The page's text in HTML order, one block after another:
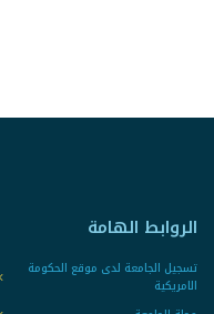
الروابط الهامة
تسجيل الجامعة لدى موقع الحكومة
الامريكية